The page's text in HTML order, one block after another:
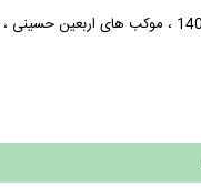
، موکب های اربعین حسینی ،